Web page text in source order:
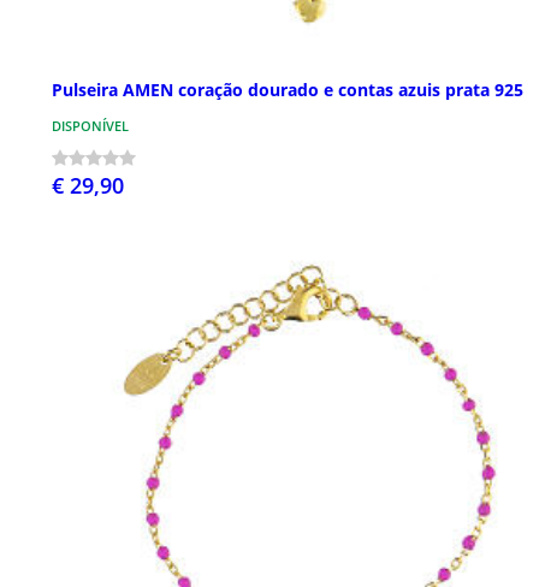
Pulseira AMEN coração dourado e contas azuis prata 925
DISPONÍVEL
€ 29,90